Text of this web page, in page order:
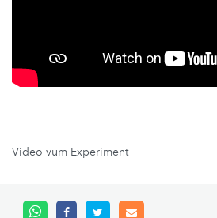
Video vum Experiment